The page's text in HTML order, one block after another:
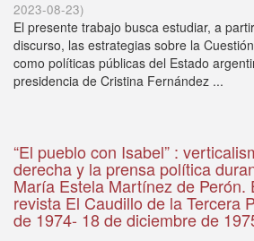
2023-08-23)
El presente trabajo busca estudiar, a
discurso, las estrategias sobre la
como políticas públicas del Estado
presidencia de Cristina Fernández ...
“El pueblo con Isabel” :
derecha y la prensa política
María Estela Martínez de Perón.
revista El Caudillo de la Tercera
de 1974- 18 de diciembre de